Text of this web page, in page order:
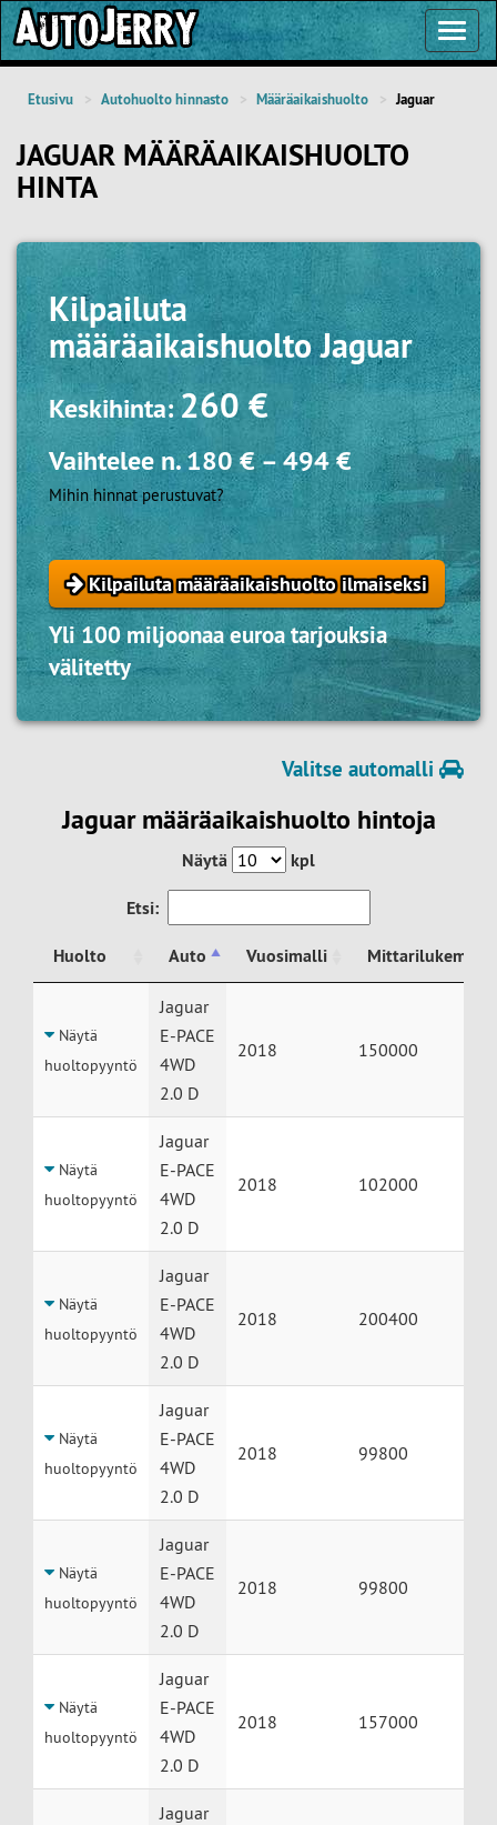
Etusivu Autohuolto hinnasto Määräaikaishuolto Jaguar
JAGUAR MÄÄRÄAIKAISHUOLTO
HINTA
Kilpailuta
määräaikaishuolto Jaguar
Keskihinta:260 €
Vaihtelee n.180 €–494 €
Mihin hinnat perustuvat?
Kilpailuta määräaikaishuolto ilmaiseksi
Yli 100 miljoonaa euroa tarjouksia
välitetty
Valitse automalli
Jaguar määräaikaishuolto hintoja
Näytä kpl
Etsi:
Huolto Auto Vuosimalli
Mittarilukema
Näytä
huoltopyyntö
Jaguar
E-PACE
4WD
2.0 D
2018 150000
Näytä
huoltopyyntö
Jaguar
E-PACE
4WD
2.0 D
2018 102000
Näytä
huoltopyyntö
Jaguar
E-PACE
4WD
2.0 D
2018 200400
Näytä
huoltopyyntö
Jaguar
E-PACE
4WD
2.0 D
2018 99800
Näytä
huoltopyyntö
Jaguar
E-PACE
4WD
2.0 D
2018 99800
Näytä
huoltopyyntö
Jaguar
E-PACE
4WD
2.0 D
2018 157000
Jaguar